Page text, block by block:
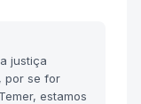
justiça
por se for
estamos